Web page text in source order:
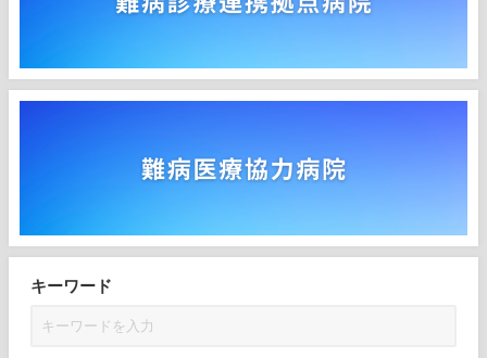
キーワード